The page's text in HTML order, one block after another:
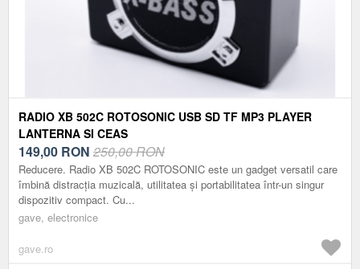
RADIO XB 502C ROTOSONIC USB SD TF MP3 PLAYER
LANTERNA SI CEAS
149,00 RON 250,00 RON
Reducere. Radio XB 502C ROTOSONIC este un gadget versatil care
îmbină distracția muzicală, utilitatea și portabilitatea într-un singur
dispozitiv compact. Cu...
gave, electronice
gave.ro